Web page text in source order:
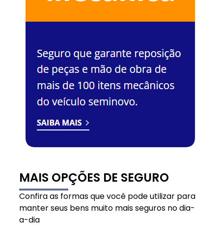
MAIS OPÇÕES DE SEGURO
Confira as formas que você pode utilizar para
manter seus bens muito mais seguros no dia-
a-dia